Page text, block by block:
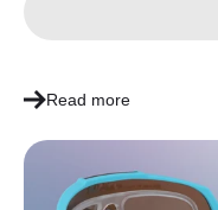
Read more